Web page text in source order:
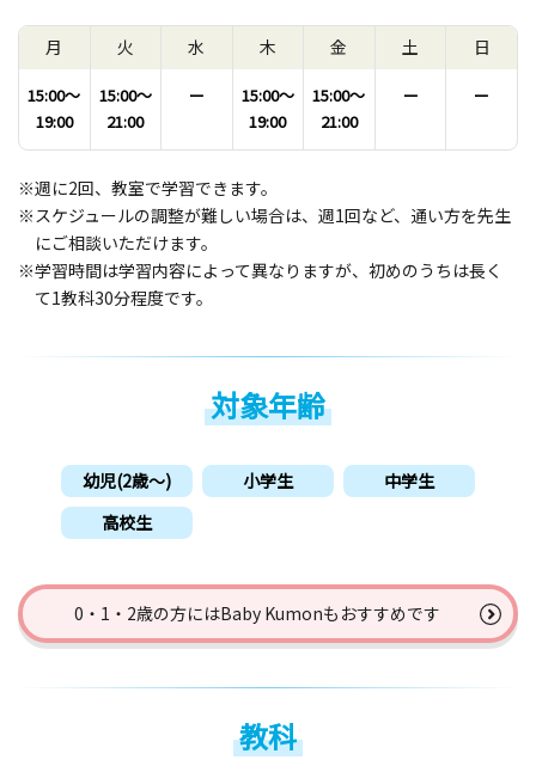
月
15:00〜
19:00
火
15:00〜
21:00
水
ー
木
15:00〜
19:00
金
15:00〜
21:00
土
ー
日
ー
※週に2回、教室で学習できます。
※スケジュールの調整が難しい場合は、週1回など、通い方を先生
にご相談いただけます。
※学習時間は学習内容によって異なりますが、初めのうちは長く
て1教科30分程度です。
対象年齢
幼児(2歳〜) 小学生
中学生
高校生
0・1・2歳の方にはBaby Kumonもおすすめです
教科